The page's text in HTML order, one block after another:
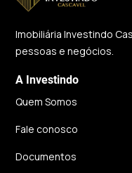
Imobiliária Investindo
pessoas e negócios.
A Investindo
Quem Somos
Fale conosco
Documentos